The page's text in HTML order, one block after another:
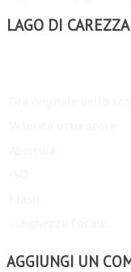
LAGO DI
AGGIUNGI UN